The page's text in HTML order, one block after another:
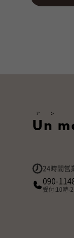
Un
アン
24時間営
090-
受付:10時-